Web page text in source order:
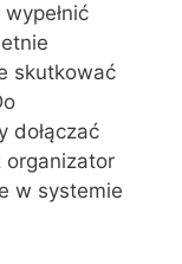
skutkować
dołączać
organizator
w systemie